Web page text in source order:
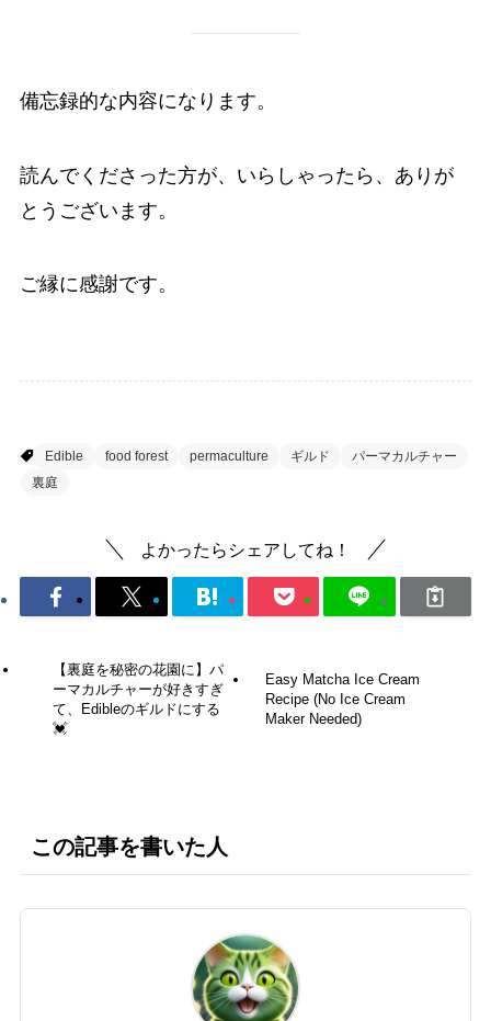
備忘録的な内容になります。
読んでくださった方が、いらしゃったら、ありが
とうございます。
ご縁に感謝です。
Edible
food forest permaculture ギルド
パーマカルチャー
裏庭
よかったらシェアしてね！
【裏庭を秘密の花園に】パ
ーマカルチャーが好きすぎ
て、Edibleのギルドにする
💓
Easy Matcha Ice Cream
Recipe (No Ice Cream
Maker Needed)
この記事を書いた人